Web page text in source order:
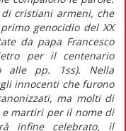
cristiani armeni, che
genocidio del XX
da papa Francesco
per il centenario
alle pp. 1ss). Nella
innocenti che furono
ma molti di
e martiri per il nome di
infine celebrato, il